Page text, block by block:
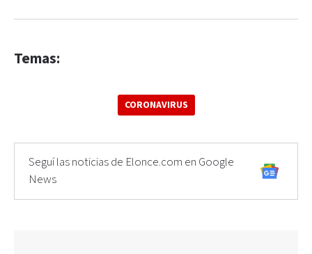
Temas:
CORONAVIRUS
Seguí las noticias de Elonce.com en Google
News